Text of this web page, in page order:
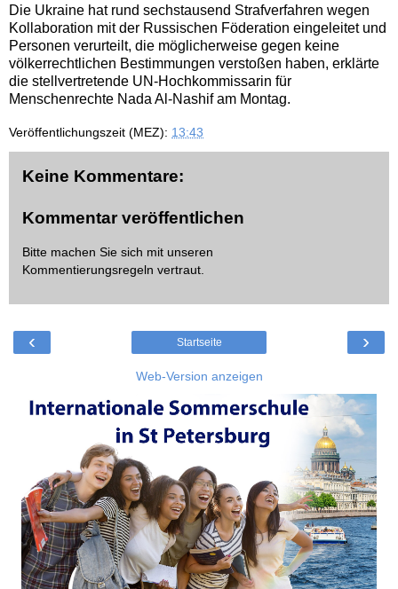
Die Ukraine hat rund sechstausend Strafverfahren wegen
Kollaboration mit der Russischen Föderation eingeleitet und
Personen verurteilt, die möglicherweise gegen keine
völkerrechtlichen Bestimmungen verstoßen haben, erklärte
die stellvertretende UN-Hochkommissarin für
Menschenrechte Nada Al-Nashif am Montag.
Veröffentlichungszeit (MEZ): 13:43
Keine Kommentare:
Kommentar veröffentlichen
Bitte machen Sie sich mit unseren
Kommentierungsregeln vertraut.
‹ ›
Startseite
Web-Version anzeigen